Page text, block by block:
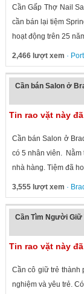
Cần Gấp Thợ Nail
cần bán lại tiệm
hoạt động trên 25
2,466 lượt xem ·
Cần bán Salon ở
Tin rao vặt này
Cần bán Salon ở
có 5 nhân viên. Nằm
nhà hàng. Tiệm đã
3,555 lượt xem ·
Cần Tìm Người Giữ
Tin rao vặt này
Cần cô giữ trẻ thành
nghiệm và yêu trẻ.